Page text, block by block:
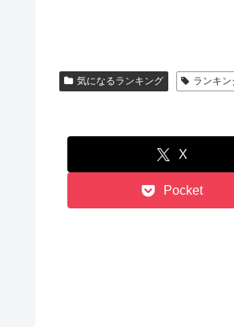
気になるランキング ランキン
X
Pocket